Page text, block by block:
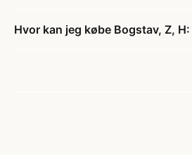
Hvor kan jeg købe Bogstav, Z,